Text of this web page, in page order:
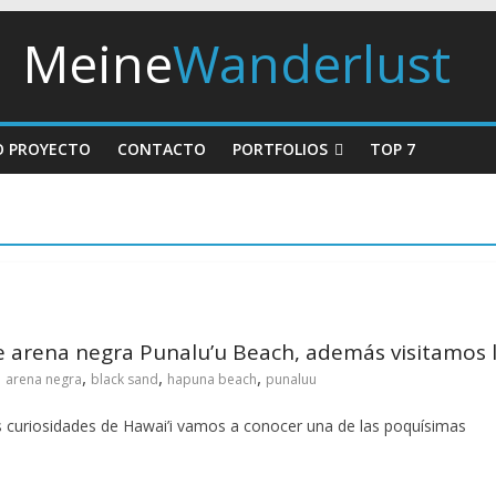
MeineWanderlust
PROYECTO CONTACTO PORTFOLIOS TOP 7
arena negra Punalu’u Beach, además visitamos
arena negra, black sand, hapuna beach, punaluu
de Hawai’i vamos a conocer una de las poquísimas